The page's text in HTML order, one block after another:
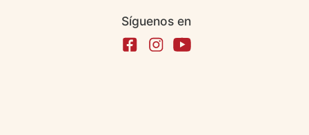
Síguenos en